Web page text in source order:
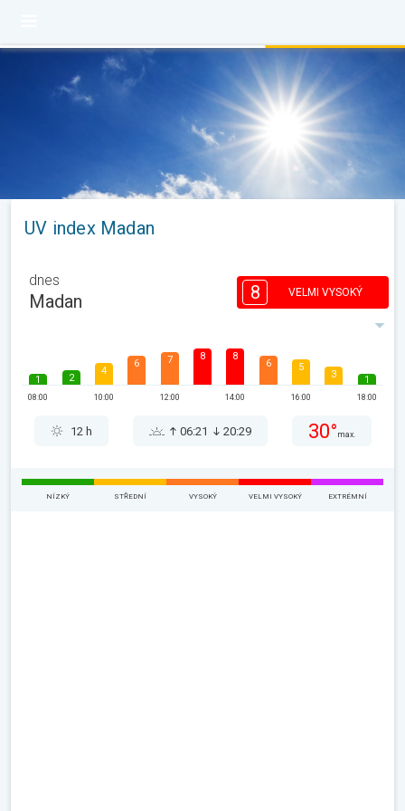
UV index Madan
dnes
Madan 8 VELMI VYSOKÝ
1
08:00
2
4
10:00
6 7
12:00
8 8
14:00
6 5
16:00
3 1
18:00
12 h 06:21 20:29 30° max.
NÍZKÝ STŘEDNÍ VYSOKÝ VELMI VYSOKÝ EXTRÉMNÍ